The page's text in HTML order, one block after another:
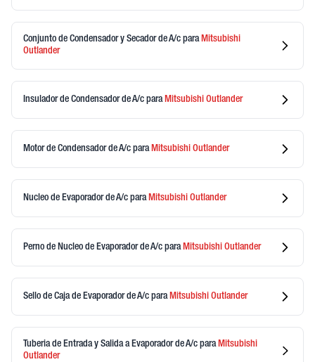
Conjunto de Condensador y Secador de A/c paraMitsubishi
Outlander
Insulador de Condensador de A/c para Mitsubishi Outlander
Motor de Condensador de A/c para Mitsubishi Outlander
Nucleo de Evaporador de A/c para Mitsubishi Outlander
Perno de Nucleo de Evaporador de A/c para Mitsubishi Outlander
Sello de Caja de Evaporador de A/c para Mitsubishi Outlander
Tuberia de Entrada y Salida a Evaporador de A/c paraMitsubishi
Outlander